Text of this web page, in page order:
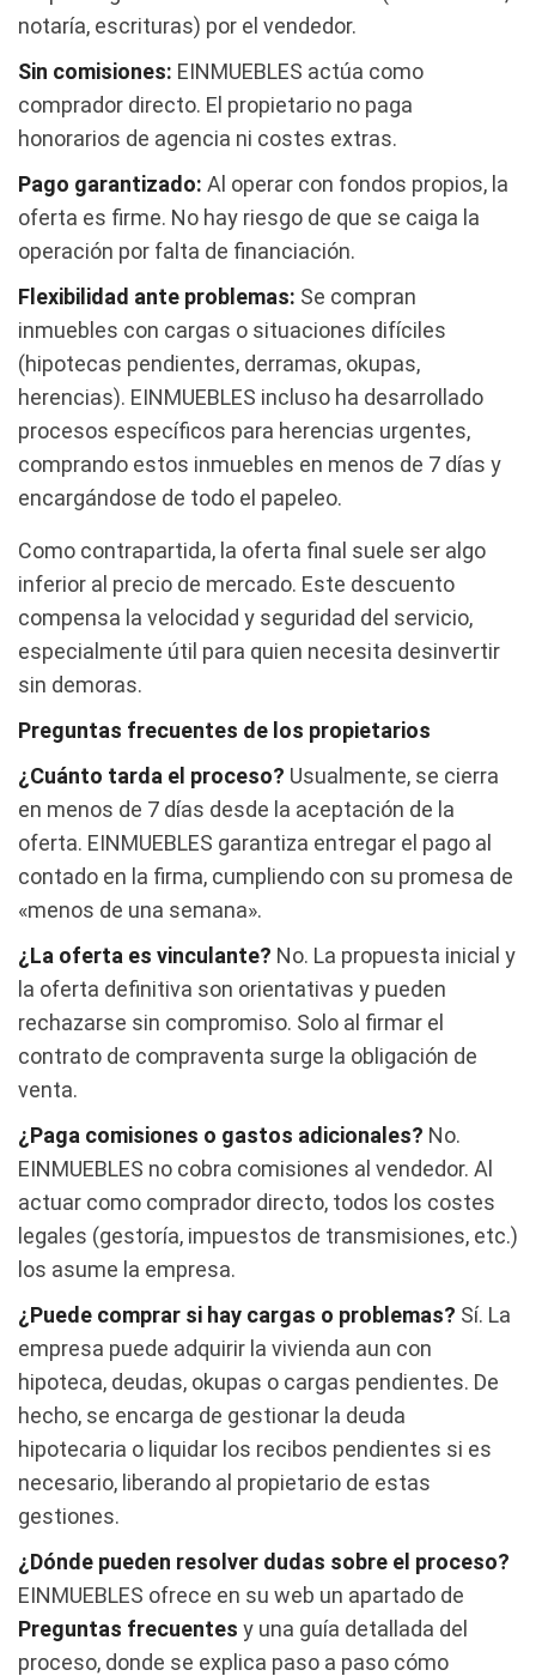
notaría, escrituras) por el vendedor.
Sin comisiones: EINMUEBLES actúa como
comprador directo. El propietario no paga
honorarios de agencia ni costes extras.
Pago garantizado: Al operar con fondos propios, la
oferta es firme. No hay riesgo de que se caiga la
operación por falta de financiación.
Flexibilidad ante problemas: Se compran
inmuebles con cargas o situaciones difíciles
(hipotecas pendientes, derramas, okupas,
herencias). EINMUEBLES incluso ha desarrollado
procesos específicos para herencias urgentes,
comprando estos inmuebles en menos de 7 días y
encargándose de todo el papeleo.
Como contrapartida, la oferta final suele ser algo
inferior al precio de mercado. Este descuento
compensa la velocidad y seguridad del servicio,
especialmente útil para quien necesita desinvertir
sin demoras.
Preguntas frecuentes de los propietarios
¿Cuánto tarda el proceso? Usualmente, se cierra
en menos de 7 días desde la aceptación de la
oferta. EINMUEBLES garantiza entregar el pago al
contado en la firma, cumpliendo con su promesa de
«menos de una semana».
¿La oferta es vinculante? No. La propuesta inicial y
la oferta definitiva son orientativas y pueden
rechazarse sin compromiso. Solo al firmar el
contrato de compraventa surge la obligación de
venta.
¿Paga comisiones o gastos adicionales? No.
EINMUEBLES no cobra comisiones al vendedor. Al
actuar como comprador directo, todos los costes
legales (gestoría, impuestos de transmisiones, etc.)
los asume la empresa.
¿Puede comprar si hay cargas o problemas? Sí. La
empresa puede adquirir la vivienda aun con
hipoteca, deudas, okupas o cargas pendientes. De
hecho, se encarga de gestionar la deuda
hipotecaria o liquidar los recibos pendientes si es
necesario, liberando al propietario de estas
gestiones.
¿Dónde pueden resolver dudas sobre el proceso?
EINMUEBLES ofrece en su web un apartado de
Preguntas frecuentes y una guía detallada del
proceso, donde se explica paso a paso cómo